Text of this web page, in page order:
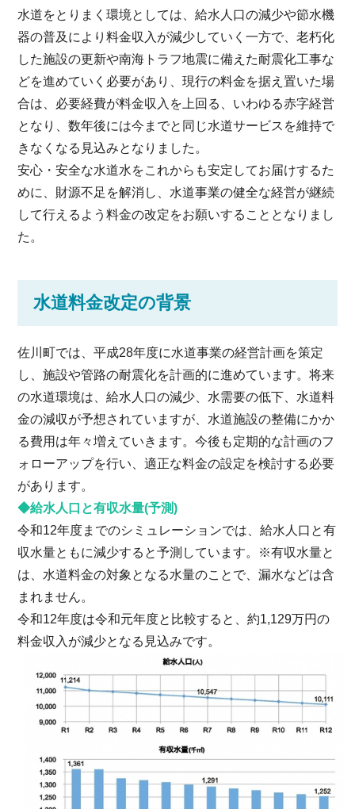
水道をとりまく環境としては、給水人口の減少や節水機
器の普及により料金収入が減少していく一方で、老朽化
した施設の更新や南海トラフ地震に備えた耐震化工事な
どを進めていく必要があり、現行の料金を据え置いた場
合は、必要経費が料金収入を上回る、いわゆる赤字経営
となり、数年後には今までと同じ水道サービスを維持で
きなくなる見込みとなりました。
安心・安全な水道水をこれからも安定してお届けするた
めに、財源不足を解消し、水道事業の健全な経営が継続
して行えるよう料金の改定をお願いすることとなりまし
た。
水道料金改定の背景
佐川町では、平成28年度に水道事業の経営計画を策定
し、施設や管路の耐震化を計画的に進めています。将来
の水道環境は、給水人口の減少、水需要の低下、水道料
金の減収が予想されていますが、水道施設の整備にかか
る費用は年々増えていきます。今後も定期的な計画のフ
ォローアップを行い、適正な料金の設定を検討する必要
があります。
◆給水人口と有収水量(予測)
令和12年度までのシミュレーションでは、給水人口と有
収水量ともに減少すると予測しています。※有収水量と
は、水道料金の対象となる水量のことで、漏水などは含
まれません。
令和12年度は令和元年度と比較すると、約1,129万円の
料金収入が減少となる見込みです。